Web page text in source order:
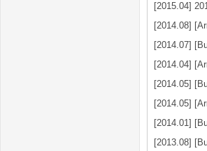
[2015.04]
[2014.08]
[2014.07]
[2014.04]
[2014.05]
[2014.05]
[2014.01]
[2013.08]